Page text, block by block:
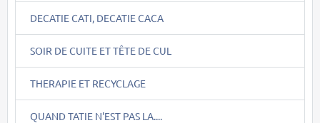
DECATIE CATI, DECATIE CACA
SOIR DE CUITE ET TÊTE DE CUL
THERAPIE ET RECYCLAGE
QUAND TATIE N'EST PAS LA....